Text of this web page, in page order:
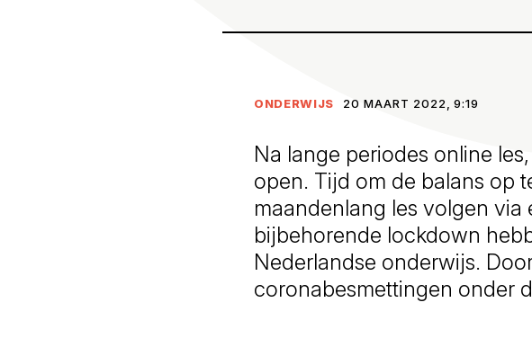
ONDERWIJS 20 MAART 2022, 9:19
Na lange periodes online
open. Tijd om de balans op
maandenlang les volgen
bijbehorende lockdown
Nederlandse onderwijs.
coronabesmettingen onder